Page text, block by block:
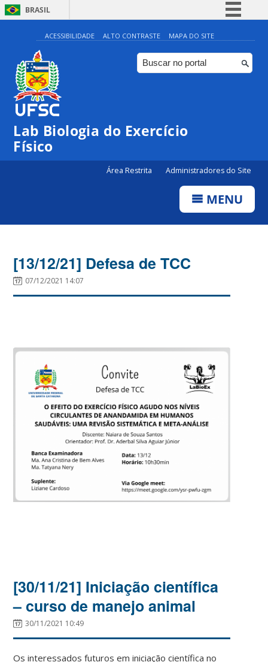
BRASIL
Simplifique!
Comunica BR
Participe
Canais
ACESSIBILIDADE ALTO CONTRASTE MAPA DO SITE
Lab Biologia do Exercício
Físico
Área Restrita Administradores do Site
MENU
[13/12/21] Defesa de TCC
07/12/2021 14:07
[30/11/21] Iniciação científica
– curso de manejo animal
30/11/2021 10:49
Os interessados futuros em iniciação científica no